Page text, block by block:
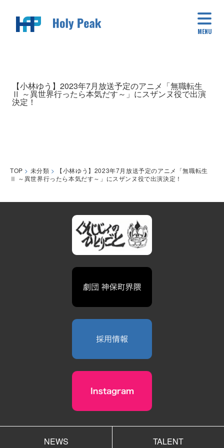
MENU
TOP > 未分類 >
【小林ゆう】2023年7月放送予定のアニメ「無職転生
Ⅱ ～異世界行ったら本気だす～」にスザンヌ役で出演決定！
【小林ゆう】2023年7月放送予定のアニメ「無職転生
Ⅱ ～異世界行ったら本気だす～」にスザンヌ役で出演
決定！
NEWS TALENT